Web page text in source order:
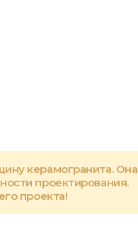
керамогранита. Она
проектирования.
проекта!